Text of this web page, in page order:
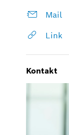
Mail
Link
Kontakt